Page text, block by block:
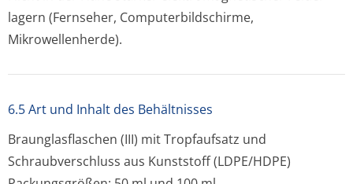
lagern (Fernseher, Computerbildschir­me,
Mikrowellenherde).
6.5 Art und Inhalt des Behältnisses
Braunglasflaschen (III) mit Tropfaufsatz und
Schraubverschluss aus Kunststoff (LDPE/HDPE)